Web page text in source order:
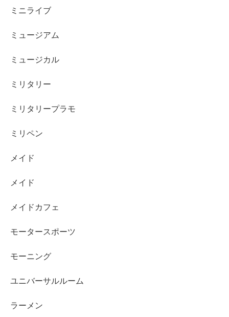
ミニライブ
ミュージアム
ミュージカル
ミリタリー
ミリタリープラモ
ミリペン
メイド
メイド
メイドカフェ
モータースポーツ
モーニング
ユニバーサルルーム
ラーメン